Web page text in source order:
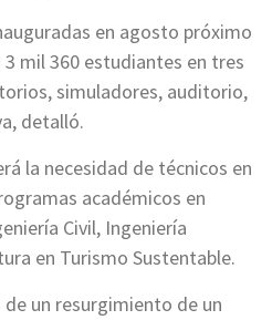
en agosto próximo
mil 360 estudiantes en tres
simuladores, auditorio,
detalló.
la necesidad de técnicos en
académicos en
Civil, Ingeniería
en Turismo Sustentable.
un resurgimiento de un